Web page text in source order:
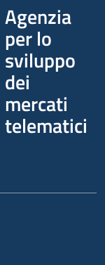
Agenzia
per lo
sviluppo
dei
mercati
telematici